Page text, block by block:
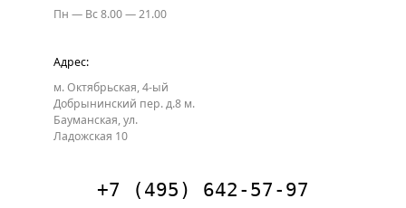
Пн — Вс8.00 — 21.00
Адрес:
м. Октябрьская, 4-ый
Добрынинский пер. д.8м.
Бауманская, ул.
Ладожская 10
+7 (495) 642-57-97